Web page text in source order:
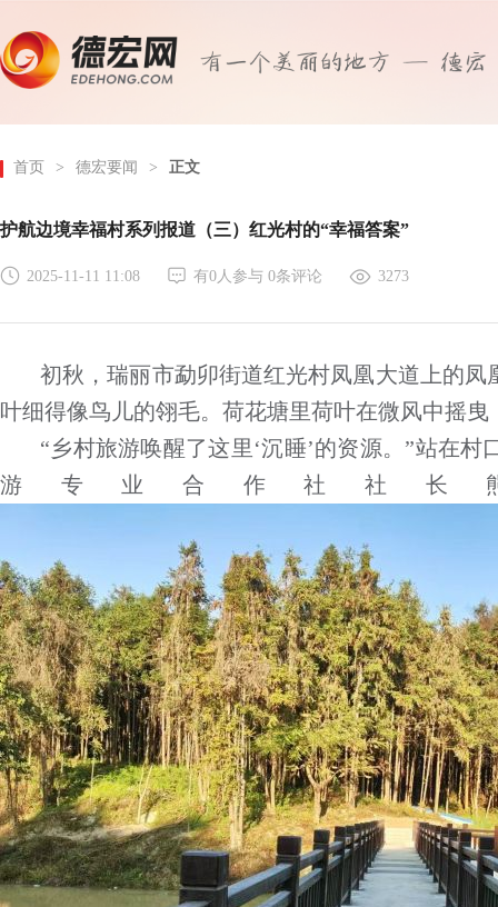
首页 > 德宏要闻 > 正文
护航边境幸福村系列报道（三）红光村的“幸福答案”
2025-11-11 11:08 有0人参与 0条评论 3273
初秋，瑞丽市勐卯街道红光村凤凰大道上的
叶细得像鸟儿的翎毛。荷花塘里荷叶在微风中摇
“乡村旅游唤醒了这里‘沉睡’的资源。”站在
游专业合作社社长